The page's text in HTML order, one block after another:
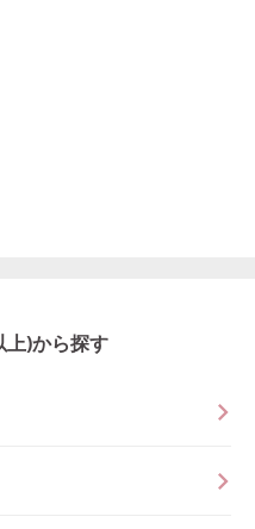
)から探す